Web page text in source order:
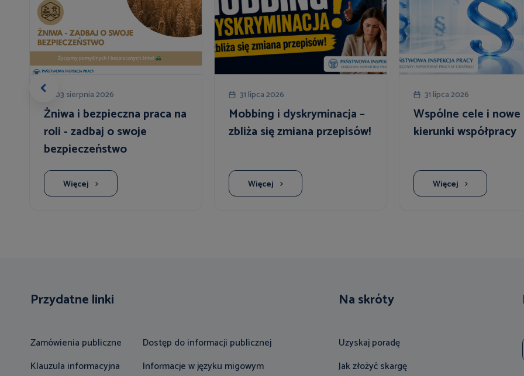
03 sierpnia 2026
Żniwa i bezpieczna praca na
roli - zadbaj o swoje
bezpieczeństwo
Więcej
31 lipca 2026
Mobbing i dyskryminacja –
zbliża się zmiana przepisów!
Więcej
31 lipca 2026
Wspólne cele i nowe
kierunki współpracy
Więcej
Przydatne linki
Zamówienia publiczne
Klauzula informacyjna
Dostęp do informacji publicznej
Informacje w języku migowym
Na skróty
Uzyskaj poradę
Jak złożyć skargę